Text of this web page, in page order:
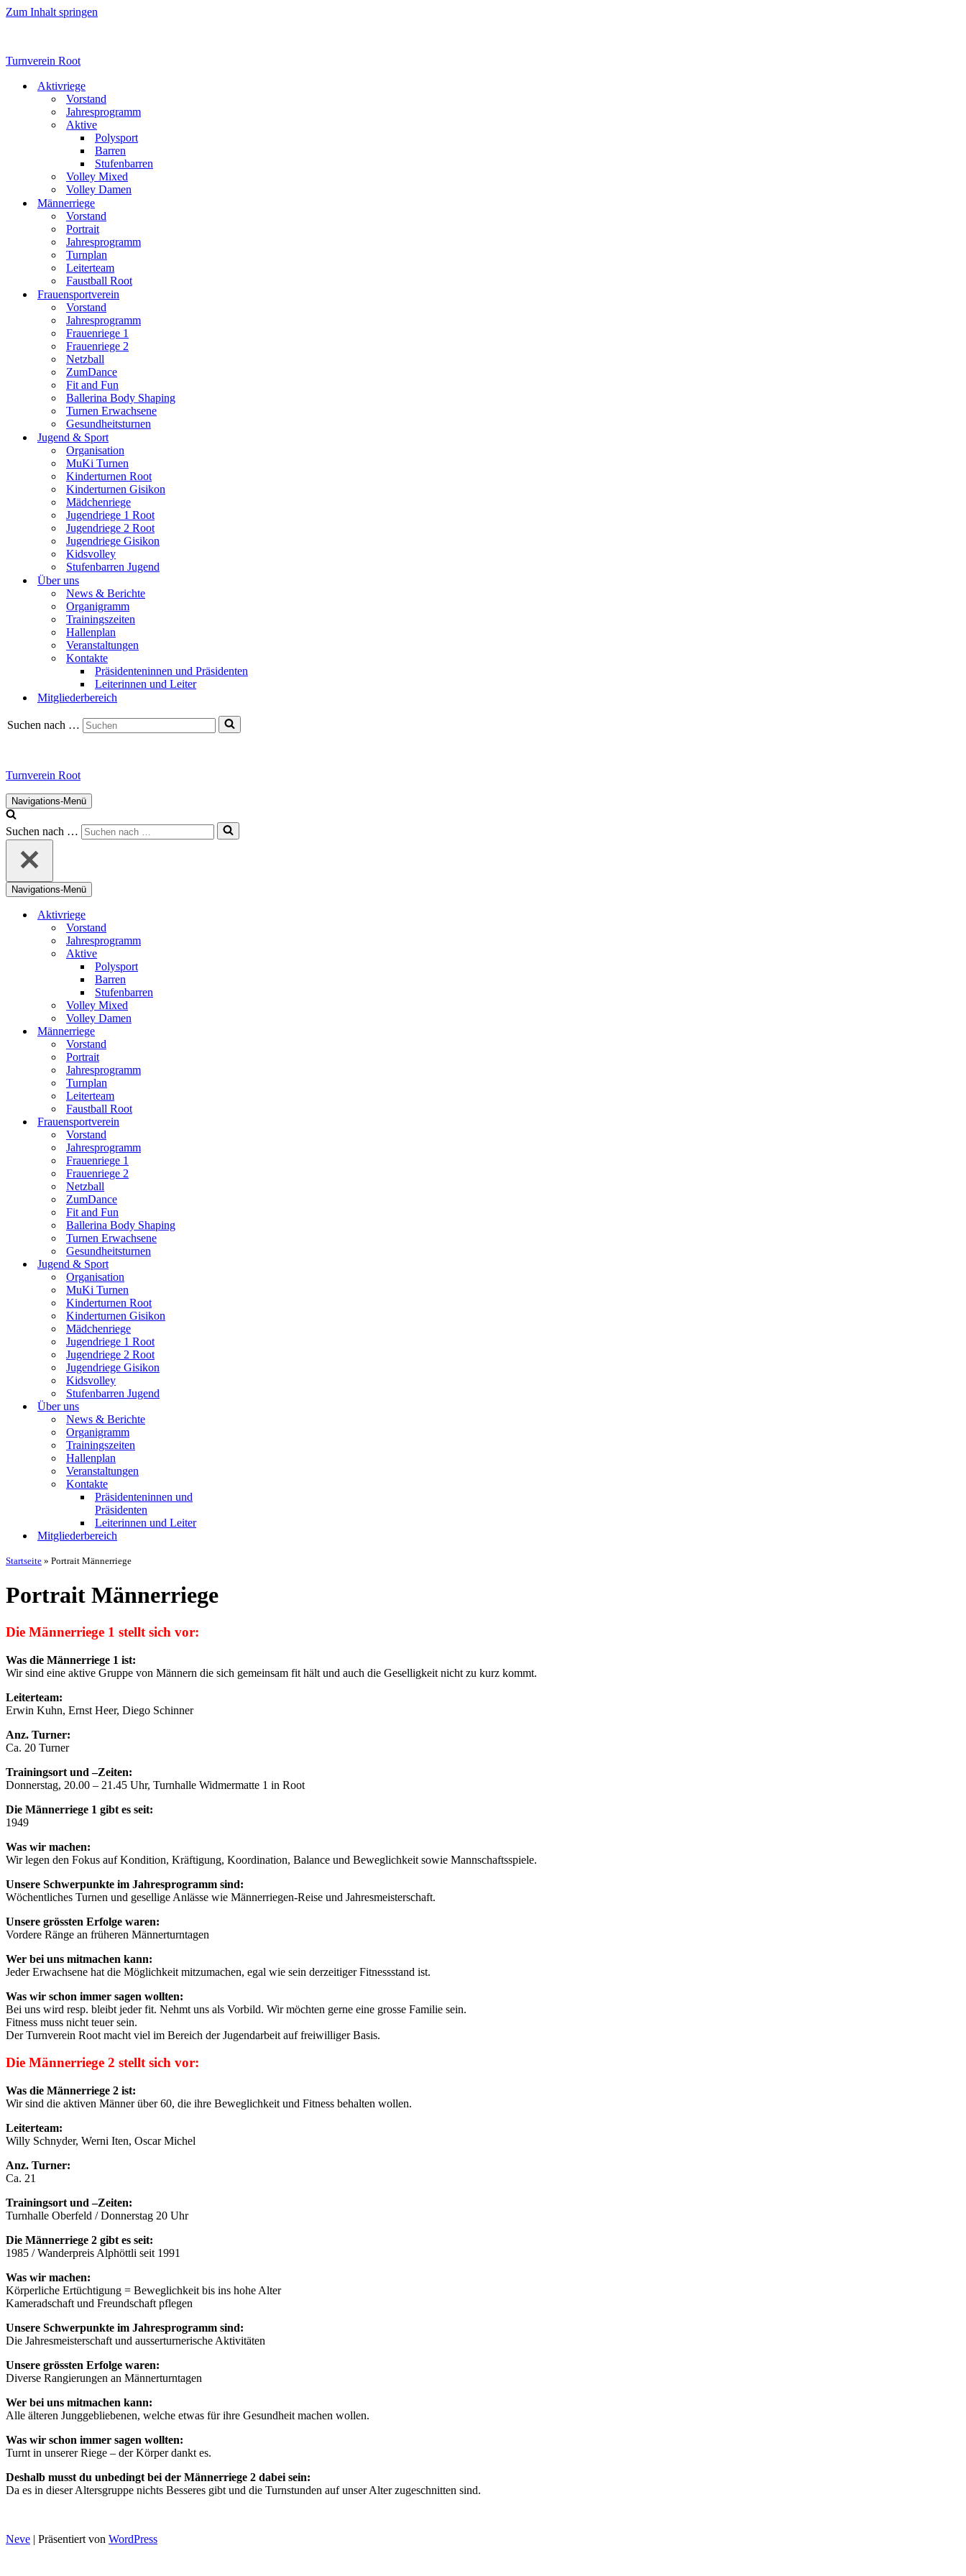
Zum Inhalt springen
Turnverein Root
Aktivriege
Vorstand
Jahresprogramm
Aktive
Polysport
Barren
Stufenbarren
Volley Mixed
Volley Damen
Männerriege
Vorstand
Portrait
Jahresprogramm
Turnplan
Leiterteam
Faustball Root
Frauensportverein
Vorstand
Jahresprogramm
Frauenriege 1
Frauenriege 2
Netzball
ZumDance
Fit and Fun
Ballerina Body Shaping
Turnen Erwachsene
Gesundheitsturnen
Jugend & Sport
Organisation
MuKi Turnen
Kinderturnen Root
Kinderturnen Gisikon
Mädchenriege
Jugendriege 1 Root
Jugendriege 2 Root
Jugendriege Gisikon
Kidsvolley
Stufenbarren Jugend
Über uns
News & Berichte
Organigramm
Trainingszeiten
Hallenplan
Veranstaltungen
Kontakte
Präsidenteninnen und Präsidenten
Leiterinnen und Leiter
Mitgliederbereich
Suchen nach …
Turnverein Root
Navigations-Menü
Suchen nach …
Navigations-Menü
Aktivriege
Vorstand
Jahresprogramm
Aktive
Polysport
Barren
Stufenbarren
Volley Mixed
Volley Damen
Männerriege
Vorstand
Portrait
Jahresprogramm
Turnplan
Leiterteam
Faustball Root
Frauensportverein
Vorstand
Jahresprogramm
Frauenriege 1
Frauenriege 2
Netzball
ZumDance
Fit and Fun
Ballerina Body Shaping
Turnen Erwachsene
Gesundheitsturnen
Jugend & Sport
Organisation
MuKi Turnen
Kinderturnen Root
Kinderturnen Gisikon
Mädchenriege
Jugendriege 1 Root
Jugendriege 2 Root
Jugendriege Gisikon
Kidsvolley
Stufenbarren Jugend
Über uns
News & Berichte
Organigramm
Trainingszeiten
Hallenplan
Veranstaltungen
Kontakte
Präsidenteninnen und
Präsidenten
Leiterinnen und Leiter
Mitgliederbereich
Startseite » Portrait Männerriege
Portrait Männerriege
Die Männerriege 1 stellt sich vor:
Was die Männerriege 1 ist:
Wir sind eine aktive Gruppe von Männern die sich gemeinsam fit hält und auch die Geselligkeit nicht zu kurz kommt.
Leiterteam:
Erwin Kuhn, Ernst Heer, Diego Schinner
Anz. Turner:
Ca. 20 Turner
Trainingsort und –Zeiten:
Donnerstag, 20.00 – 21.45 Uhr, Turnhalle Widmermatte 1 in Root
Die Männerriege 1 gibt es seit:
1949
Was wir machen:
Wir legen den Fokus auf Kondition, Kräftigung, Koordination, Balance und Beweglichkeit sowie Mannschaftsspiele.
Unsere Schwerpunkte im Jahresprogramm sind:
Wöchentliches Turnen und gesellige Anlässe wie Männerriegen-Reise und Jahresmeisterschaft.
Unsere grössten Erfolge waren:
Vordere Ränge an früheren Männerturntagen
Wer bei uns mitmachen kann:
Jeder Erwachsene hat die Möglichkeit mitzumachen, egal wie sein derzeitiger Fitnessstand ist.
Was wir schon immer sagen wollten:
Bei uns wird resp. bleibt jeder fit. Nehmt uns als Vorbild. Wir möchten gerne eine grosse Familie sein.
Fitness muss nicht teuer sein.
Der Turnverein Root macht viel im Bereich der Jugendarbeit auf freiwilliger Basis.
Die Männerriege 2 stellt sich vor:
Was die Männerriege 2 ist:
Wir sind die aktiven Männer über 60, die ihre Beweglichkeit und Fitness behalten wollen.
Leiterteam:
Willy Schnyder, Werni Iten, Oscar Michel
Anz. Turner:
Ca. 21
Trainingsort und –Zeiten:
Turnhalle Oberfeld / Donnerstag 20 Uhr
Die Männerriege 2 gibt es seit:
1985 / Wanderpreis Alphöttli seit 1991
Was wir machen:
Körperliche Ertüchtigung = Beweglichkeit bis ins hohe Alter
Kameradschaft und Freundschaft pflegen
Unsere Schwerpunkte im Jahresprogramm sind:
Die Jahresmeisterschaft und ausserturnerische Aktivitäten
Unsere grössten Erfolge waren:
Diverse Rangierungen an Männerturntagen
Wer bei uns mitmachen kann:
Alle älteren Junggebliebenen, welche etwas für ihre Gesundheit machen wollen.
Was wir schon immer sagen wollten:
Turnt in unserer Riege – der Körper dankt es.
Deshalb musst du unbedingt bei der Männerriege 2 dabei sein:
Da es in dieser Altersgruppe nichts Besseres gibt und die Turnstunden auf unser Alter zugeschnitten sind.
Neve | Präsentiert von WordPress